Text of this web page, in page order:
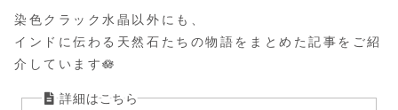
染色クラック水晶以外にも、
インドに伝わる天然石たちの物語をまとめた記事をご紹
介しています🪷